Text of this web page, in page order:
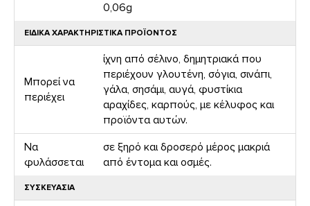
0,06g
ΕΙΔΙΚΑ ΧΑΡΑΚΤΗΡΙΣΤΙΚΑ ΠΡΟΪΟΝΤΟΣ
Μπορεί να
περιέχει
ίχνη από σέλινο, δημητριακά που
περιέχουν γλουτένη, σόγια, σινάπι,
γάλα, σησάμι, αυγά, φυστίκια
αραχίδες, καρπούς, με κέλυφος και
προϊόντα αυτών.
Να
φυλάσσεται
σε ξηρό και δροσερό μέρος μακριά
από έντομα και οσμές.
ΣΥΣΚΕΥΑΣΙΑ